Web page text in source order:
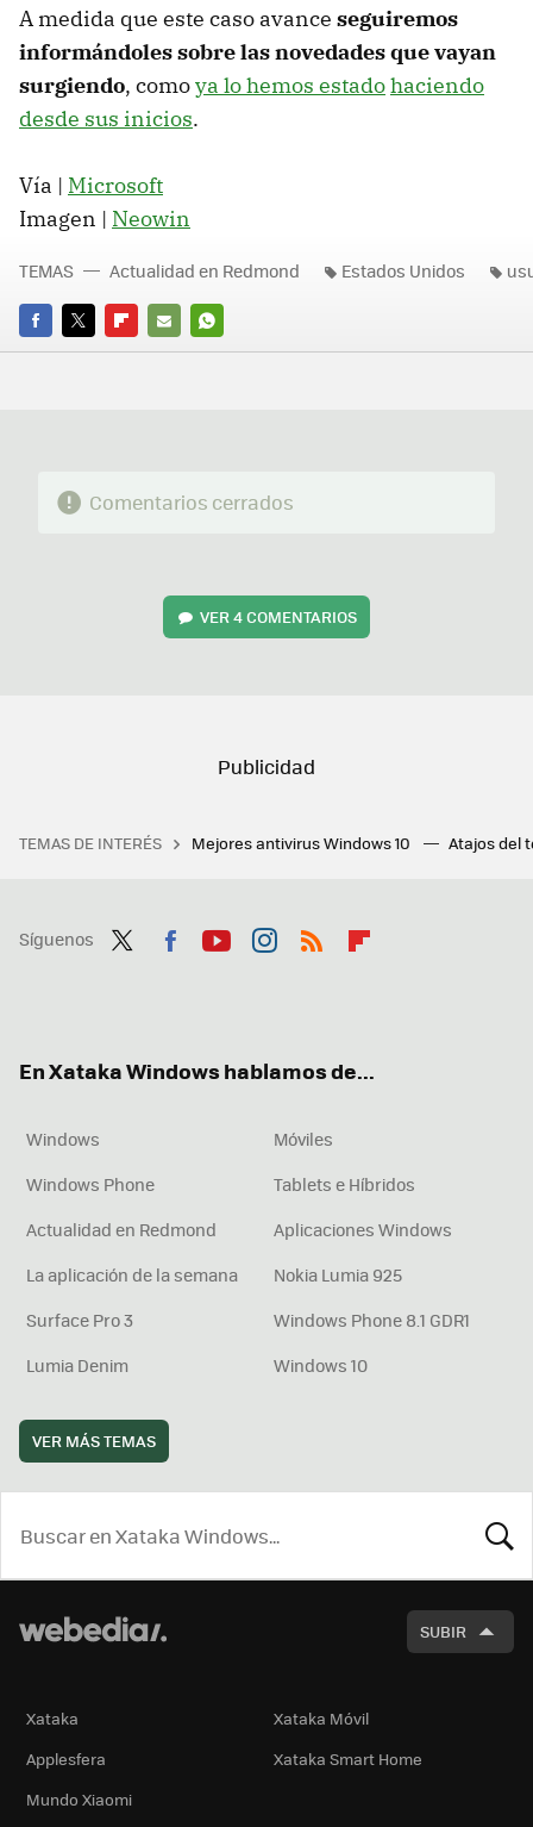
A medida que este caso avance seguiremos
informándoles sobre las novedades que vayan
surgiendo, comoya lo hemos estadohaciendo
desde sus inicios.
Vía | Microsoft
Imagen | Neowin
FACEBOOK
TWITTERFLIPBOARD
E-
WHATSAPP
TEMAS Actualidad en Redmond Estados Unidos
Comentarios cerrados
VER4 COMENTARIOS
TEMAS DE INTERÉS Mejores antivirus Windows 10 Atajos del
Síguenos
En Xataka Windows hablamos de...
Windows
Móviles
Windows Phone
Tablets e Híbridos
Actualidad en Redmond
Aplicaciones Windows
La aplicación de la semana
Nokia Lumia 925
Surface Pro 3
Windows Phone 8.1 GDR1
Lumia Denim
Windows 10
VER MÁS TEMAS
SUBIR
Xataka
Xataka Móvil
Applesfera
Xataka Smart Home
Mundo Xiaomi